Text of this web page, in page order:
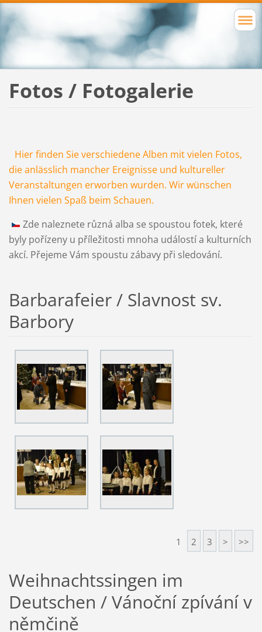
Fotos / Fotogalerie
Hier finden Sie verschiedene Alben mit vielen Fotos,
die anlässlich mancher Ereignisse und kultureller
Veranstaltungen erworben wurden. Wir wünschen
Ihnen vielen Spaß beim Schauen.
Zde naleznete různá alba se spoustou fotek, které
byly pořízeny u příležitosti mnoha událostí a kulturních
akcí. Přejeme Vám spoustu zábavy při sledování.
Barbarafeier / Slavnost sv.
Barbory
1 2 3 > >>
Weihnachtssingen im
Deutschen / Vánoční zpívání v
němčině